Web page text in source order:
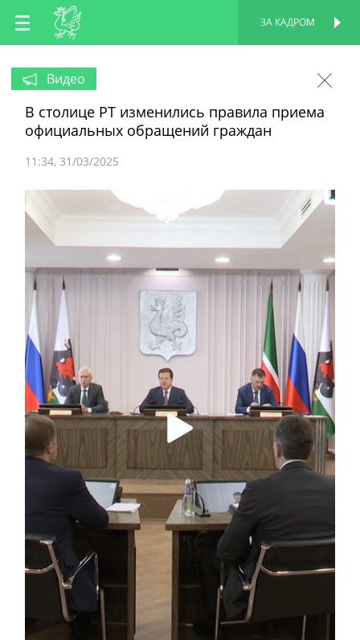
RU
EN
ЗА КАДРОМ
Видео
В столице РТ изменились правила приема
официальных обращений граждан
11:34 31/03/2025
ПЕРСОНАЛЬНАЯ